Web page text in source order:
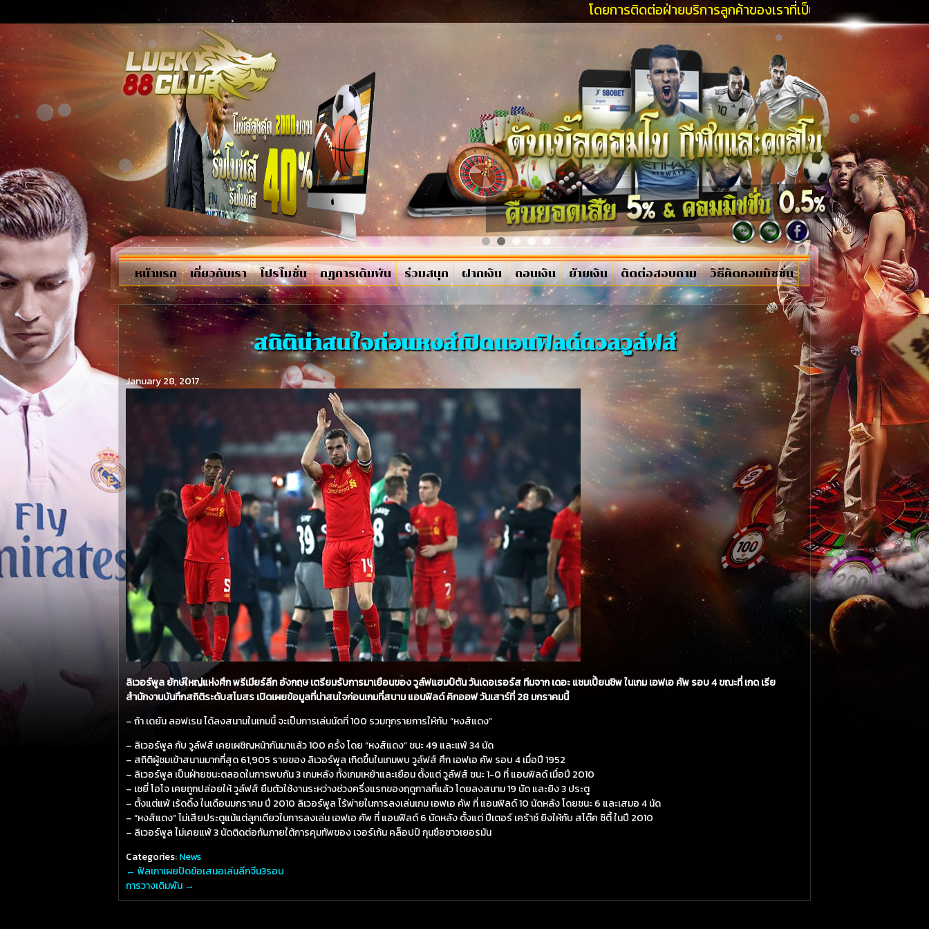
โดยการติดต่อฝ่ายบริการลูกค้าของเราที่เป็นมืออาชีพและคุณจะได้รับโป
หน้าแรก เกี่ยวกับเรา โปรโมชั่น กฏการเดิมพัน ร่วมสนุก ฝากเงิน ถอนเงิน ย้ายเงิน ติดต่อสอบถาม วิธีคิดคอมมิชชั่น
สถิติน่าสนใจก่อนหงส์เปิดแอนฟิลด์ดวลวูล์ฟส์
January 28, 2017
ลิเวอร์พูล ยักษ์ใหญ่แห่งศึก พรีเมียร์ลีก อังกฤษ เตรียมรับการมาเยือนของ วูล์ฟแฮมป์ตัน วันเดอเรอร์ส ทีมจาก เดอะ แชมเปี้ยนชิพ ในเกม เอฟเอ คัพ รอบ 4 ขณะที่ เกด เรีย
สำนักงานบันทึกสถิติระดับสโมสร เปิดเผยข้อมูลที่น่าสนใจก่อนเกมที่สนาม แอนฟิลด์ คิกออฟ วันเสาร์ที่ 28 มกราคมนี้
– ถ้า เดยัน ลอฟเรน ได้ลงสนามในเกมนี้ จะเป็นการเล่นนัดที่ 100 รวมทุกรายการให้กับ “หงส์แดง”
– ลิเวอร์พูล กับ วูล์ฟส์ เคยเผชิญหน้ากันมาแล้ว 100 ครั้ง โดย “หงส์แดง” ชนะ 49 และแพ้ 34 นัด
– สถิติผู้ชมเข้าสนามมากที่สุด 61,905 รายของ ลิเวอร์พูล เกิดขึ้นในเกมพบ วูล์ฟส์ ศึก เอฟเอ คัพ รอบ 4 เมื่อปี 1952
– ลิเวอร์พูล เป็นฝ่ายชนะตลอดในการพบกัน 3 เกมหลัง ทั้งเกมเหย้าและเยือน ตั้งแต่ วูล์ฟส์ ชนะ 1-0 ที่ แอนฟิลด์ เมื่อปี 2010
– เชยี่ โอโจ เคยถูกปล่อยให้ วูล์ฟส์ ยืมตัวใช้งานระหว่างช่วงครึ่งแรกของฤดูกาลที่แล้ว โดยลงสนาม 19 นัด และยิง 3 ประตู
– ตั้งแต่แพ้ เร้ดดิ้ง ในเดือนมกราคม ปี 2010 ลิเวอร์พูล ไร้พ่ายในการลงเล่นเกม เอฟเอ คัพ ที่ แอนฟิลด์ 10 นัดหลัง โดยชนะ 6 และเสมอ 4 นัด
– “หงส์แดง” ไม่เสียประตูแม้แต่ลูกเดียวในการลงเล่น เอฟเอ คัพ ที่ แอนฟิลด์ 6 นัดหลัง ตั้งแต่ ปีเตอร์ เคร้าช์ ยิงให้กับ สโต๊ค ซิตี้ ในปี 2010
– ลิเวอร์พูล ไม่เคยแพ้ 3 นัดติดต่อกันภายใต้การคุมทัพของ เจอร์เก้น คล็อปป์ กุนซือชาวเยอรมัน
Categories:News
← ฟัลเกาเผยปัดข้อเสนอเล่นลีกจีน3รอบ
การวางเดิมพัน →